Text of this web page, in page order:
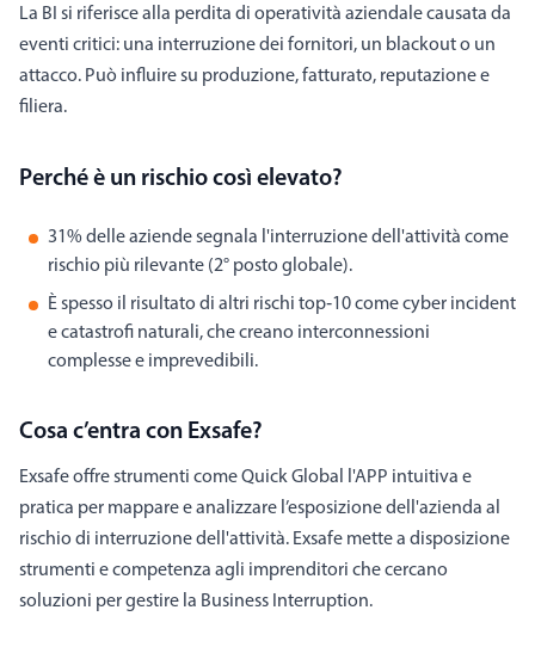
La BI si riferisce alla perdita di operatività aziendale causata da
eventi critici: una interruzione dei fornitori, un blackout o un
attacco. Può influire su produzione, fatturato, reputazione e
filiera.
Perché è un rischio così elevato?
31% delle aziende segnala l'interruzione dell'attività come
rischio più rilevante (2° posto globale).
È spesso il risultato di altri rischi top‑10 come cyber incident
e catastrofi naturali, che creano interconnessioni
complesse e imprevedibili.
Cosa c’entra con Exsafe?
Exsafe offre strumenti come Quick Global l'APP intuitiva e
pratica per mappare e analizzare l’esposizione dell'azienda al
rischio di interruzione dell'attività. Exsafe mette a disposizione
strumenti e competenza agli imprenditori che cercano
soluzioni per gestire la Business Interruption.